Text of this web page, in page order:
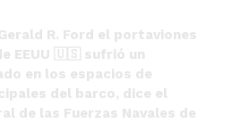
Gerald R. Ford el portaviones
EEUU 🇺🇸 sufrió un
en los espacios de
del barco, dice el
de las Fuerzas Navales de